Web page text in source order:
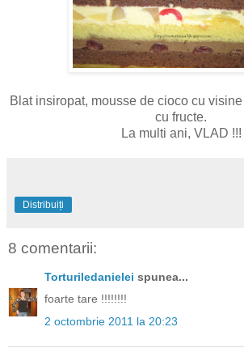
Blat insiropat, mousse de cioco cu
cu fructe.
La multi ani, VLAD !!!
Distribuiți
8 comentarii:
Torturiledanielei spunea...
foarte tare !!!!!!!!
2 octombrie 2011 la 20:23